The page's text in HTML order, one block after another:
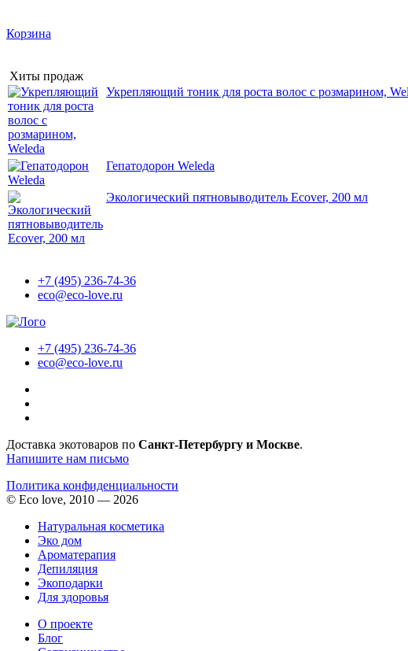
Корзина
Хиты продаж
Укрепляющий тоник для роста волос с розмарином,
Гепатодорон Weleda
Экологический пятновыводитель Ecover, 200 мл
+7 (495) 236-74-36
eco@eco-love.ru
+7 (495) 236-74-36
eco@eco-love.ru
Доставка экотоваров по Санкт-Петербургу и Москве.
Напишите нам письмо
Политика конфиденциальности
© Eco love, 2010 — 2026
Натуральная косметика
Эко дом
Ароматерапия
Депиляция
Экоподарки
Для здоровья
О проекте
Блог